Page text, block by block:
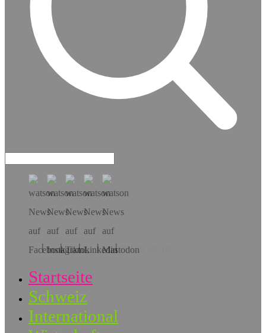
Hol dir die App!
Startseite
Schweiz
International